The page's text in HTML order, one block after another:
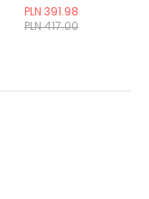
PLN 417.00
PLN 391.98